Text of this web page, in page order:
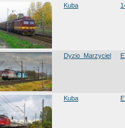
Kuba
Dyzio_Marzyciel
Kuba